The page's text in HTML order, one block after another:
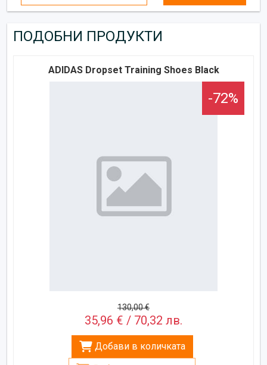
ПОДОБНИ ПРОДУКТИ
ADIDAS Dropset Training Shoes Black
-72%
130,00 €
35,96 € / 70,32 лв.
Добави в количката